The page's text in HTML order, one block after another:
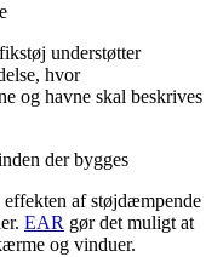
understøtter
hvor
og havne skal beskrives
der bygges
af støjdæmpende
EAR gør det muligt at
og vinduer.